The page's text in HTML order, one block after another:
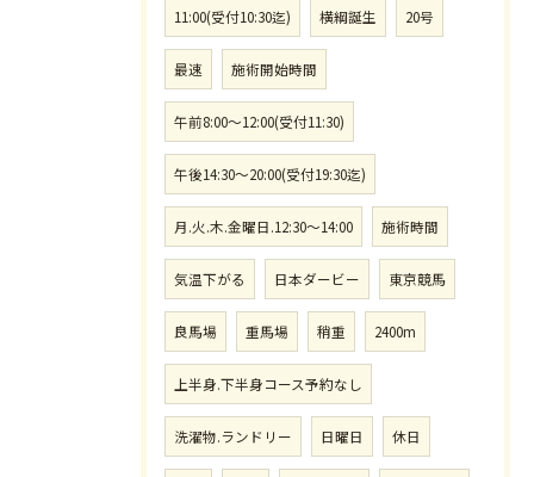
11:00(受付10:30迄) 横綱誕生 20号
最速 施術開始時間
午前8:00〜12:00(受付11:30)
午後14:30〜20:00(受付19:30迄)
月.火.木.金曜日.12:30〜14:00 施術時間
気温下がる 日本ダービー 東京競馬
良馬場 重馬場 稍重 2400m
上半身.下半身コース予約なし
洗濯物.ランドリー 日曜日 休日